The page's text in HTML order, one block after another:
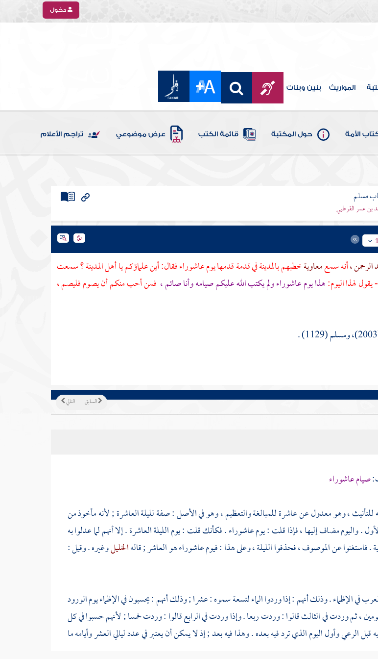
دخول
المواريث بنين وبنات
الأمة حول المكتبة قائمة الكتب عرض موضوعي تراجم الأعلام
مسلم
بن عمر القرطبي
الرحمن ،أنه سمعمعاويةخطبهمبالمدينةفي قدمة قدمها يوم عاشوراء فقال: أين علماؤكم يا أهلالمدينة ؟سمعت
لهذا اليوم:هذا يوم عاشوراء ولم يكتب الله عليكم صيامه وأنا صائم ، فمن أحب منكم أن يصوم فليصم ،
التالي السابق
صيام عاشوراء
للتأنيث ، وهو معدول عن عاشرة للمبالغة والتعظيم ، وهو في الأصل : صفة لليلة العاشرة ; لأنه مأخوذ من
. واليوم مضاف إليها ، فإذا قلت : يوم عاشوراء . فكأنك قلت : يوم الليلة العاشرة . إلا أنهم لما عدلوا به
فاستغنوا عن الموصوف ، فحذفوا الليلة ، وعلى هذا : فيوم عاشوراء هو العاشر ; قالهالخليلوغيره . وقيل :
في الإظماء . وذلك أنهم : إذا وردوا الماء لتسعة سموه : عشرا ; وذلك أنهم : يحسبون في الإظماء يوم الورود
، ثم وردت في الثالث قالوا : وردت ربعا . وإذا وردت في الرابع قالوا : وردت خمسا ; لأنهم حسبوا في كل
الرعي وأول اليوم الذي ترد فيه بعده . وهذا فيه بعد ; إذ لا يمكن أن يعتبر في عدد ليالي العشر وأيامه ما